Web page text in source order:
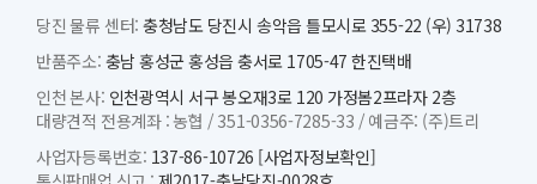
당진 물류 센터: 충청남도 당진시 송악읍 틀모시로 355-22 (우) 31738
반품주소: 충남 홍성군 홍성읍 충서로 1705-47 한진택배
인천 본사: 인천광역시 서구 봉오재3로 120 가정봄2프라자 2층
대량견적 전용계좌 :농협 / 351-0356-7285-33 / 예금주: (주)트리
사업자등록번호: 137-86-10726 [사업자정보확인]